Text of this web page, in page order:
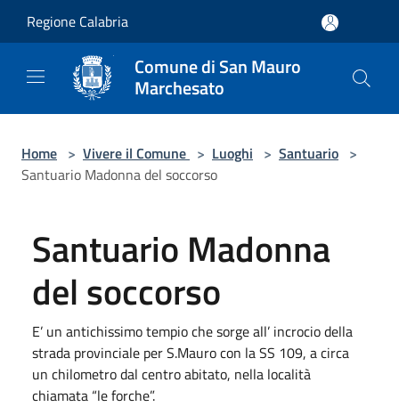
Regione Calabria
Comune di San Mauro
Marchesato
Home > Vivere il Comune > Luoghi > Santuario >
Santuario Madonna del soccorso
Santuario Madonna
del soccorso
E’ un antichissimo tempio che sorge all’ incrocio della
strada provinciale per S.Mauro con la SS 109, a circa
un chilometro dal centro abitato, nella località
chiamata “le forche”.